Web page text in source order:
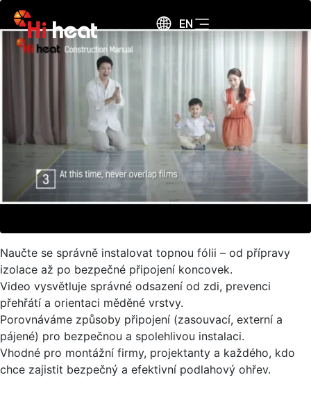
EN
Naučte se správně instalovat topnou fólii – od přípravy
izolace až po bezpečné připojení koncovek.
Video vysvětluje správné odsazení od zdi, prevenci
přehřátí a orientaci měděné vrstvy.
Porovnáváme způsoby připojení (zasouvací, externí a
pájené) pro bezpečnou a spolehlivou instalaci.
Vhodné pro montážní firmy, projektanty a každého, kdo
chce zajistit bezpečný a efektivní podlahový ohřev.